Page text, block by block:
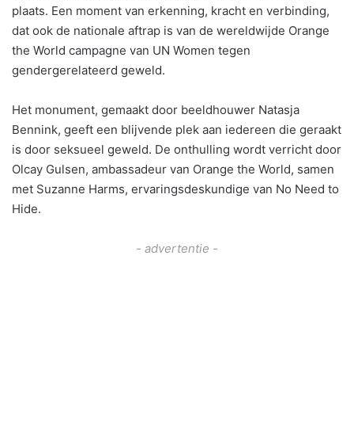
plaats. Een moment van erkenning, kracht en verbinding,
dat ook de nationale aftrap is van de wereldwijde Orange
the World campagne van UN Women tegen
gendergerelateerd geweld.
Het monument, gemaakt door beeldhouwer Natasja
Bennink, geeft een blijvende plek aan iedereen die geraakt
is door seksueel geweld. De onthulling wordt verricht door
Olcay Gulsen, ambassadeur van Orange the World, samen
met Suzanne Harms, ervaringsdeskundige van No Need to
Hide.
- advertentie -